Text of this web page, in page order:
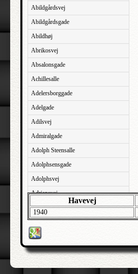
Abildgårdsvej
Abildgårdsgade
Abildhøj
Abrikosvej
Absalonsgade
Achillesalle
Adelersborggade
Adelgade
Adilsvej
Admiralgade
Adolph Steensalle
Adolphsensgade
Adolphsvej
Adriansvej
Aftenbakken
Agavevej
Agerlandsvej
Agermosen
Havevej
1940